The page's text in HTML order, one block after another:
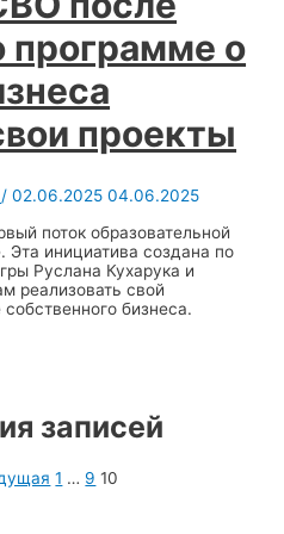
программе о
проекты
/02.06.2025 04.06.2025
поток образовательной
инициатива создана по
Руслана Кухарука и
реализовать свой
бизнеса.
записей
1 … 9 10